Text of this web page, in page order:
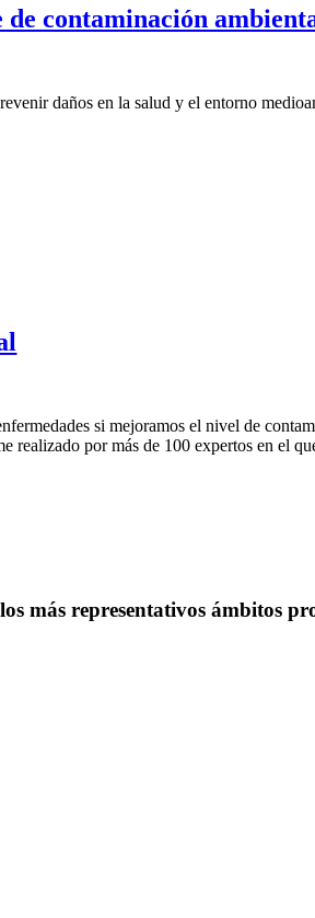
de contaminación
daños en la salud y el entorno
si mejoramos el nivel de
por más de 100 expertos en el
más representativos ámbitos